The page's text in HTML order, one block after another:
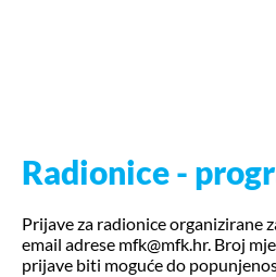
Radionice -
Prijave za radionice organizirane
email adrese mfk@mfk.hr. Broj
prijave biti moguće do